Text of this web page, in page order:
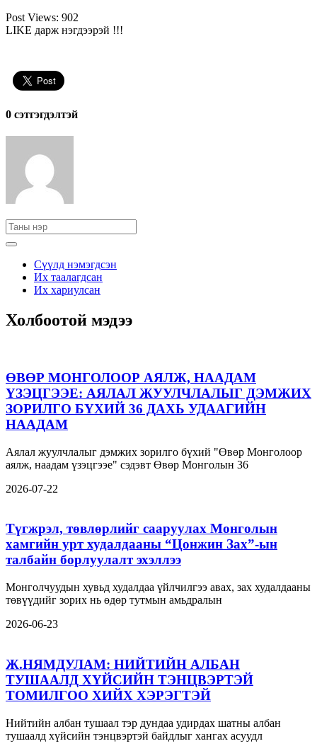
Post Views: 902
LIKE дарж нэгдээрэй !!!
0 cэтгэгдэлтэй
Сүүлд нэмэгдсэн
Их таалагдсан
Их хариулсан
Холбоотой мэдээ
ӨВӨР МОНГОЛООР АЯЛЖ, НААДАМ
ҮЗЭЦГЭЭЕ: АЯЛАЛ ЖУУЛЧЛАЛЫГ ДЭМЖИХ
ЗОРИЛГО БҮХИЙ 36 ДАХЬ УДААГИЙН
НААДАМ
Аялал жуулчлалыг дэмжих зорилго бүхий "Өвөр Монголоор
аялж, наадам үзэцгээе" сэдэвт Өвөр Монголын 36
2026-07-22
Түгжрэл, төвлөрлийг сааруулах Монголын
хамгийн урт худалдааны “Цонжин Зах”-ын
талбайн борлуулалт эхэллээ
Монголчуудын хувьд худалдаа үйлчилгээ авах, зах худалдааны
төвүүдийг зорих нь өдөр тутмын амьдралын
2026-06-23
Ж.НЯМДУЛАМ: НИЙТИЙН АЛБАН
ТУШААЛД ХҮЙСИЙН ТЭНЦВЭРТЭЙ
ТОМИЛГОО ХИЙХ ХЭРЭГТЭЙ
Нийтийн албан тушаал тэр дундаа удирдах шатны албан
тушаалд хүйсийн тэнцвэртэй байдлыг хангах асуудл